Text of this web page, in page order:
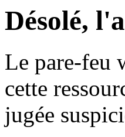
Désolé,
Le pare-feu
cette
jugée